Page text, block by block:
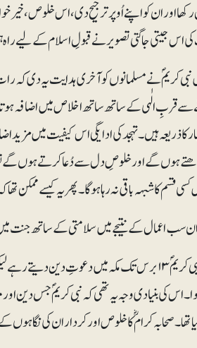
ان کو اپنے اُوپر ترجیح دی، اس خلوص،
جیتی جاگتی تصویر نے قبولِ اسلام کے لیے راہ
کریمؐ نے مسلمانوں کو آخری ہدایت یہ دی کہ
سے قربِ الٰہی کے ساتھ ساتھ اخلاص میں اضافہ ہوتا
ذریعہ ہیں۔ تہجد کی ادایگی اس کیفیت میں
ہوں گے اور خلوصِ دل سے دُعا کرتے ہوں گے تو
قسم کا شبہہ باقی نہ رہا ہوگا۔ پھر یہ کیسے ممکن
اعمال کے نتیجے میں سلامتی کے ساتھ جنت
مثالی اسلامی بستی بنایئے:نبی کریمؐ ۱۳ برس تک مکہ
اس کی بنیادی وجہ یہ تھی کہ نبی کریمؐ جس
تھا۔ صحابہ کرامؓ کا خلوص اور کردار ان کی نگاہوں